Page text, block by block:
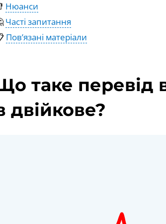
Нюанси
Часті запитання
Пов’язані матеріали
таке перевід
двійкове?